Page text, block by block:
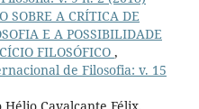
SOBRE A CRÍTICA DE
E A POSSIBILIDADE
FILOSÓFICO ,
de Filosofia: v. 15